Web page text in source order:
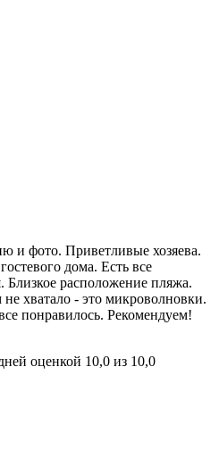
и фото. Приветливые хозяева.
дома. Есть все
расположение пляжа.
хватало - это микроволновки.
понравилось. Рекомендуем!
оценкой 10,0 из 10,0